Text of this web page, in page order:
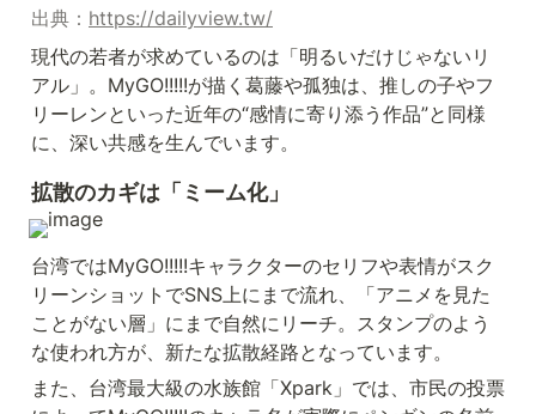
出典： https://dailyview.tw/
現代の若者が求めているのは「明るいだけじゃないリ
アル」。MyGO!!!!!が描く葛藤や孤独は、推しの子やフ
リーレンといった近年の“感情に寄り添う作品”と同様
に、深い共感を生んでいます。
拡散のカギは「ミーム化」
台湾ではMyGO!!!!!キャラクターのセリフや表情がスク
リーンショットでSNS上にまで流れ、「アニメを見た
ことがない層」にまで自然にリーチ。スタンプのよう
な使われ方が、新たな拡散経路となっています。
また、台湾最大級の水族館「Xpark」では、市民の投票